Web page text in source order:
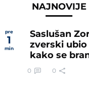
NAJNOVIJE
pre
1
min
Saslušan
zverski
kako se
0 0